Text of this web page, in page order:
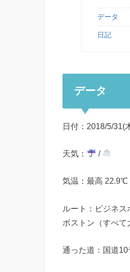
データ
日記
データ
日付：2018/5/31(
天気： /
気温：最高 22.9℃
ルート：ビジネ
ボストン（すべて
通った道：国道10